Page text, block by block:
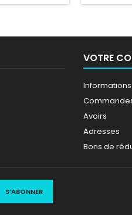
VOTRE
Avoirs
Adresses
Bons de